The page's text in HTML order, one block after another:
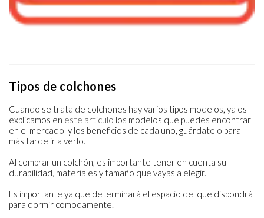
Tipos de colchones
Cuando se trata de colchones hay varios tipos modelos, ya os
explicamos en este artículo los modelos que puedes encontrar
en el mercado y los beneficios de cada uno, guárdatelo para
más tarde ir a verlo.
Al comprar un colchón, es importante tener en cuenta su
durabilidad, materiales y tamaño que vayas a elegir.
Es importante ya que determinará el espacio del que dispondrá
para dormir cómodamente.